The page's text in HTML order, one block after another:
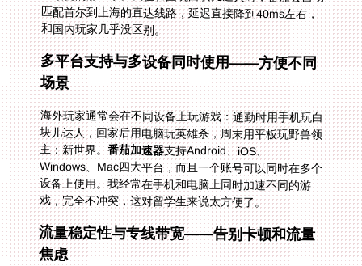
和国内玩家几乎没区别。
多平台支持与多设备同时使用——方便不同
场景
海外玩家通常会在不同设备上玩游戏：通勤时用手机玩白
块儿达人，回家后用电脑玩英雄杀，周末用平板玩野兽领
主：新世界。番茄加速器支持Android、iOS、
Windows、Mac四大平台，而且一个账号可以同时在多个
设备上使用。我经常在手机和电脑上同时加速不同的游
戏，完全不冲突，这对留学生来说太方便了。
流量稳定性与专线带宽——告别卡顿和流量
焦虑